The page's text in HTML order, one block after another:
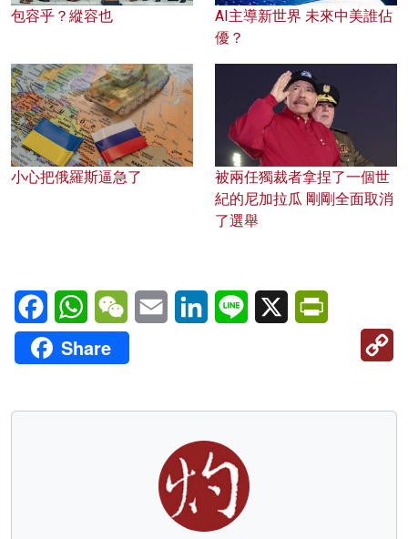
包容乎？縱容也
AI主導新世界 未來中美誰佔
優？
小心把俄羅斯逼急了
被兩任獨裁者拿捏了一個世
紀的尼加拉瓜 剛剛全面取消
了選舉
FacebookWhatsAppWeChatEmail LinkedInLine X
Share